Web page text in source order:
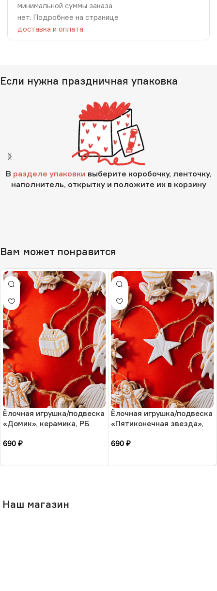
минимальной суммы заказа
нет. Подробнее на странице
доставка и оплата.
Если нужна праздничная упаковка
В разделе упаковки выберите коробочку, ленточку,
наполнитель, открытку и положите их в корзину
Вам может понравится
Ёлочная игрушка/подвеска
«Домик», керамика, РБ
690 ₽
Ёлочная игрушка/подвеска
«Пятиконечная звезда»,
690 ₽
Наш магазин